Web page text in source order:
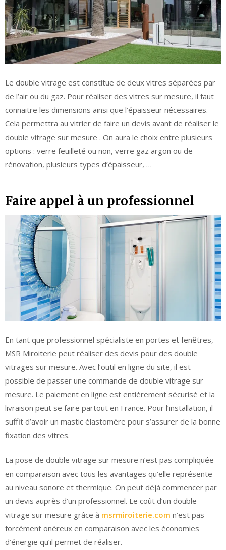
Le double vitrage est constitue de deux vitres séparées par
de l’air ou du gaz. Pour réaliser des vitres sur mesure, il faut
connaitre les dimensions ainsi que l’épaisseur nécessaires.
Cela permettra au vitrier de faire un devis avant de réaliser le
double vitrage sur mesure . On aura le choix entre plusieurs
options : verre feuilleté ou non, verre gaz argon ou de
rénovation, plusieurs types d’épaisseur, …
Faire appel à un professionnel
En tant que professionnel spécialiste en portes et fenêtres,
MSR Miroiterie peut réaliser des devis pour des double
vitrages sur mesure. Avec l’outil en ligne du site, il est
possible de passer une commande de double vitrage sur
mesure. Le paiement en ligne est entièrement sécurisé et la
livraison peut se faire partout en France. Pour l’installation, il
suffit d’avoir un mastic élastomère pour s’assurer de la bonne
fixation des vitres.
La pose de double vitrage sur mesure n’est pas compliquée
en comparaison avec tous les avantages qu’elle représente
au niveau sonore et thermique. On peut déjà commencer par
un devis auprès d’un professionnel. Le coût d’un double
vitrage sur mesure grâce à msrmiroiterie.com n’est pas
forcément onéreux en comparaison avec les économies
d’énergie qu’il permet de réaliser.